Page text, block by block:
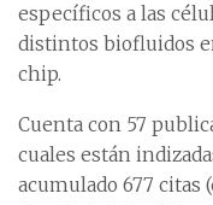
específicos a las
distintos biofluidos
chip.
Cuenta con 57
cuales están
acumulado 677 citas